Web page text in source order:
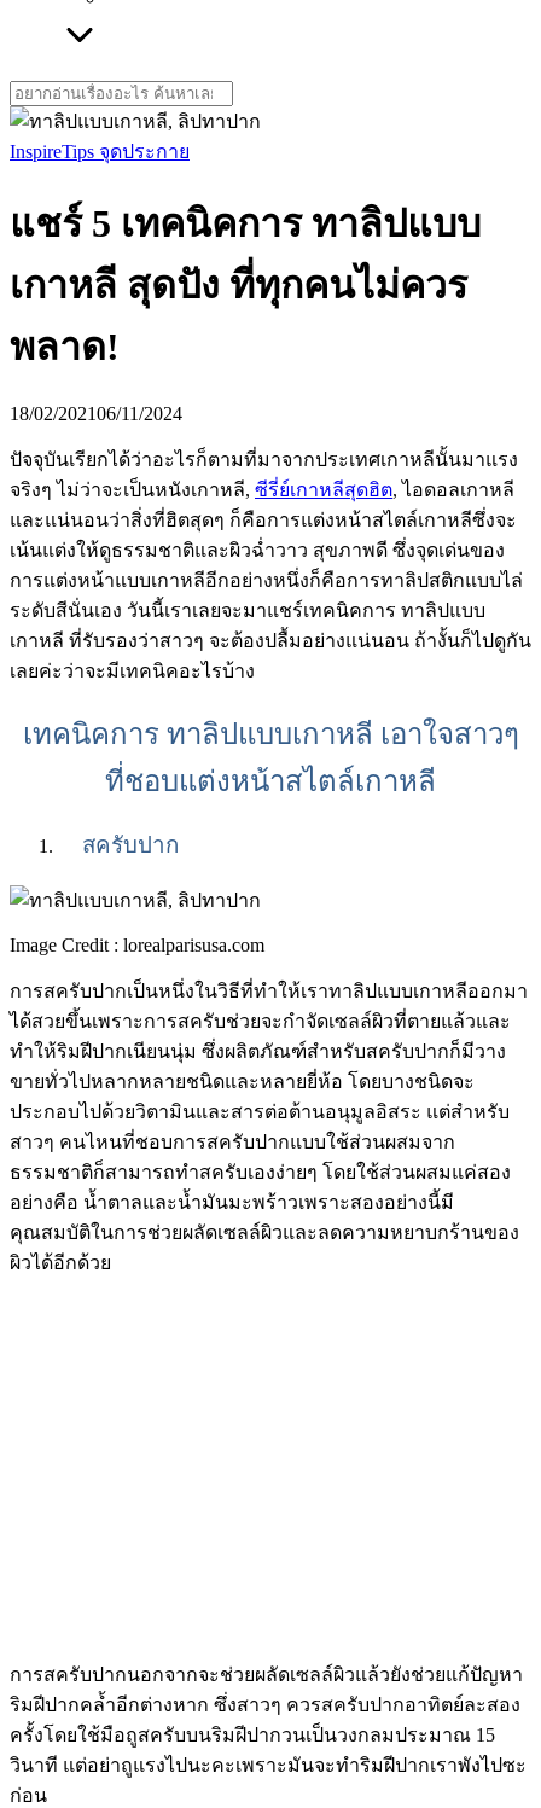
Search
for:
InspireTips จุดประกาย
แชร์ 5 เทคนิคการ ทาลิปแบบ
เกาหลี สุดปัง ที่ทุกคนไม่ควร
พลาด!
18/02/202106/11/2024
ปัจจุบันเรียกได้ว่าอะไรก็ตามที่มาจากประเทศเกาหลีนั้นมาแรง
จริงๆ ไม่ว่าจะเป็นหนังเกาหลี, ซีรี่ย์เกาหลีสุดฮิต, ไอดอลเกาหลี
และแน่นอนว่าสิ่งที่ฮิตสุดๆ ก็คือการแต่งหน้าสไตล์เกาหลีซึ่งจะ
เน้นแต่งให้ดูธรรมชาติและผิวฉ่ำวาว สุขภาพดี ซึ่งจุดเด่นของ
การแต่งหน้าแบบเกาหลีอีกอย่างหนึ่งก็คือการทาลิปสติกแบบไล่
ระดับสีนั่นเอง วันนี้เราเลยจะมาแชร์เทคนิคการ ทาลิปแบบ
เกาหลี ที่รับรองว่าสาวๆ จะต้องปลื้มอย่างแน่นอน ถ้างั้นก็ไปดูกัน
เลยค่ะว่าจะมีเทคนิคอะไรบ้าง
เทคนิคการ ทาลิปแบบเกาหลี เอาใจสาวๆ
ที่ชอบแต่งหน้าสไตล์เกาหลี
สครับปาก
Image Credit : lorealparisusa.com
การสครับปากเป็นหนึ่งในวิธีที่ทำให้เราทาลิปแบบเกาหลีออกมา
ได้สวยขึ้นเพราะการสครับช่วยจะกำจัดเซลล์ผิวที่ตายแล้วและ
ทำให้ริมฝีปากเนียนนุ่ม ซึ่งผลิตภัณฑ์สำหรับสครับปากก็มีวาง
ขายทั่วไปหลากหลายชนิดและหลายยี่ห้อ โดยบางชนิดจะ
ประกอบไปด้วยวิตามินและสารต่อต้านอนุมูลอิสระ แต่สำหรับ
สาวๆ คนไหนที่ชอบการสครับปากแบบใช้ส่วนผสมจาก
ธรรมชาติก็สามารถทำสครับเองง่ายๆ โดยใช้ส่วนผสมแค่สอง
อย่างคือ น้ำตาลและน้ำมันมะพร้าวเพราะสองอย่างนี้มี
คุณสมบัติในการช่วยผลัดเซลล์ผิวและลดความหยาบกร้านของ
ผิวได้อีกด้วย
การสครับปากนอกจากจะช่วยผลัดเซลล์ผิวแล้วยังช่วยแก้ปัญหา
ริมฝีปากคล้ำอีกต่างหาก ซึ่งสาวๆ ควรสครับปากอาทิตย์ละสอง
ครั้งโดยใช้มือถูสครับบนริมฝีปากวนเป็นวงกลมประมาณ 15
วินาที แต่อย่าถูแรงไปนะคะเพราะมันจะทำริมฝีปากเราพังไปซะ
ก่อน